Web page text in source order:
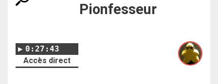
Pionfesseur
0:27:43
Accès direct